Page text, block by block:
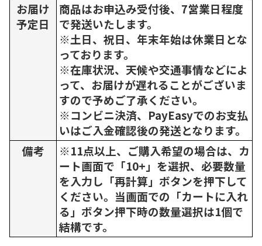
お届け
予定日
商品はお申込み受付後、7営業日程度
で発送いたします。
※土日、祝日、年末年始は休業日とな
っております。
※在庫状況、天候や交通事情などによ
って、お届けが遅れることがございま
すので予めご了承ください。
※コンビニ決済、PayEasyでのお支払
いはご入金確認後の発送となります。
備考
※11点以上、ご購入希望の場合は、カ
ート画面で「10+」を選択、必要数量
を入力し「再計算」ボタンを押下して
ください。当画面での「カートに入れ
る」ボタン押下時の数量選択は1個で
結構です。